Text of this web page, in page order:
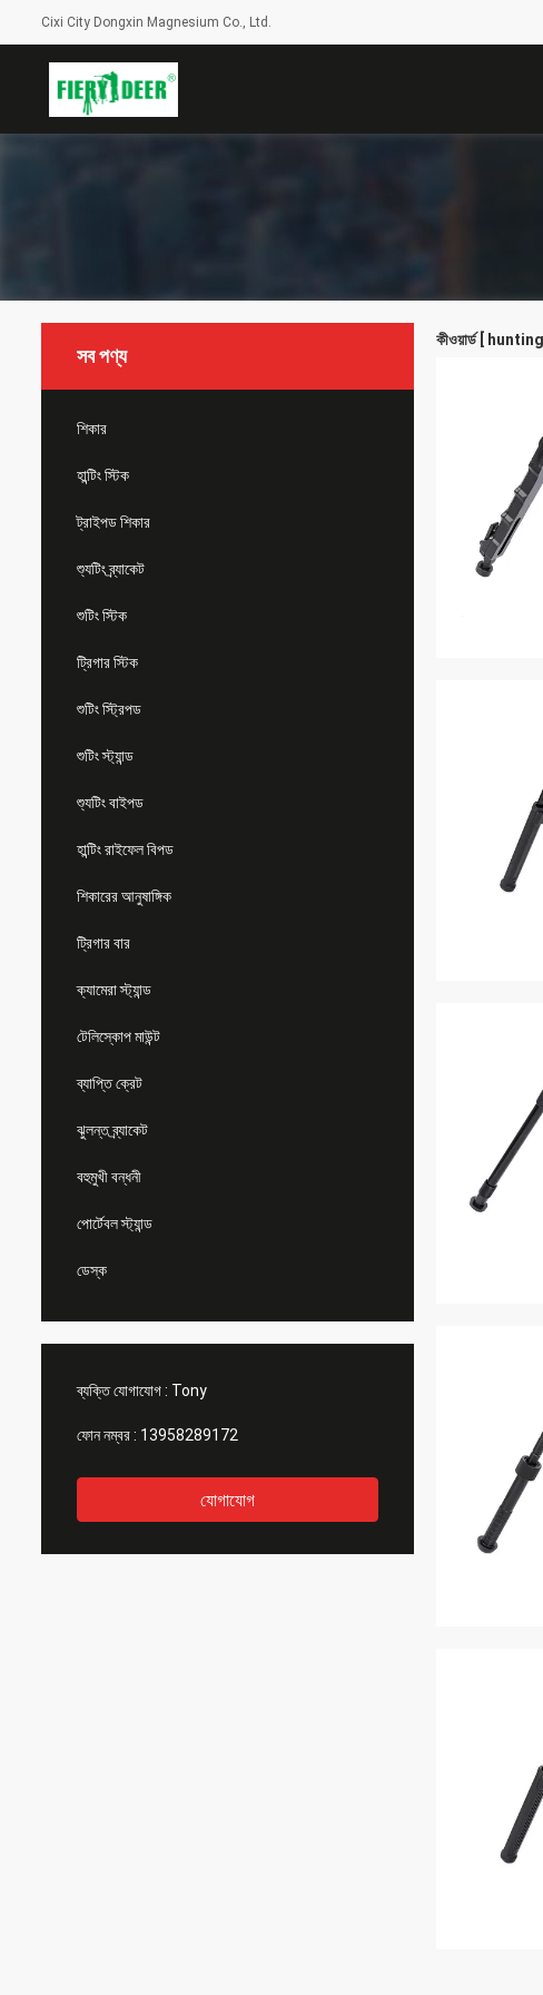
Cixi City Dongxin Magnesium Co., Ltd.
সব পণ্য
শিকার
হান্টিং স্টিক
ট্রাইপড শিকার
শ্যুটিং ব্র্যাকেট
শুটিং স্টিক
ট্রিগার স্টিক
শুটিং স্ট্রিপড
শুটিং স্ট্যান্ড
শ্যুটিং বাইপড
হান্টিং রাইফেল বিপড
শিকারের আনুষাঙ্গিক
ট্রিগার বার
ক্যামেরা স্ট্যান্ড
টেলিস্কোপ মাউন্ট
ব্যাপ্তি ক্রেট
ঝুলন্ত ব্র্যাকেট
বহুমুখী বন্ধনী
পোর্টেবল স্ট্যান্ড
ডেস্ক
ব্যক্তি যোগাযোগ : Tony
ফোন নম্বর : 13958289172
যোগাযোগ
কীওয়ার্ড [